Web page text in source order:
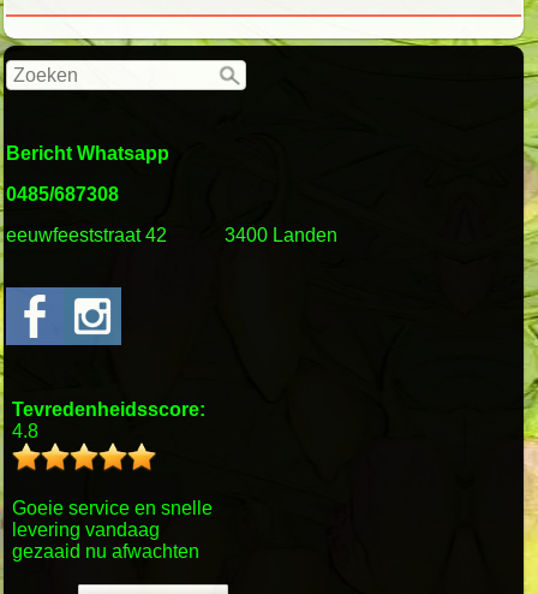
Bericht Whatsapp
0485/687308
eeuwfeeststraat 42 3400 Landen
Tevredenheidsscore:
4.8
Goeie service en snelle
levering vandaag
gezaaid nu afwachten